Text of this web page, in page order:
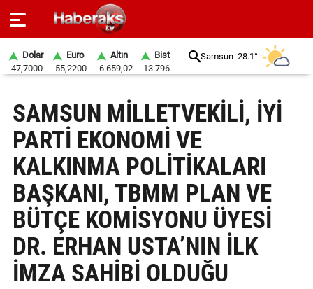
SPOR
YAŞAM
EKONOMİ
BELEDİYELER
SAĞLIK
SİYASET
Dolar
47,7000
Euro
55,2200
Altın
6.659,02
Bist
13.796
Samsun 28.1°
SAMSUN MİLLETVEKİLİ, İYİ
PARTİ EKONOMİ VE
KALKINMA POLİTİKALARI
BAŞKANI, TBMM PLAN VE
BÜTÇE KOMİSYONU ÜYESİ
DR. ERHAN USTA’NIN İLK
İMZA SAHİBİ OLDUĞU